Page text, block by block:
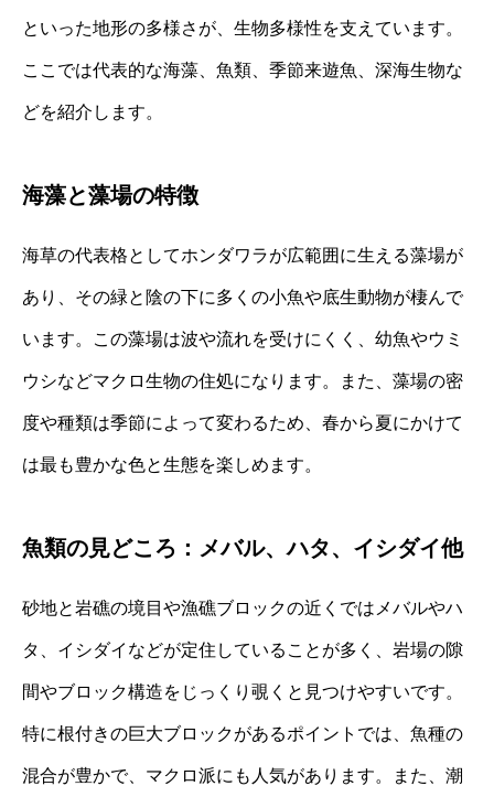
といった地形の多様さが、生物多様性を支えています。
ここでは代表的な海藻、魚類、季節来遊魚、深海生物な
どを紹介します。
海藻と藻場の特徴
海草の代表格としてホンダワラが広範囲に生える藻場が
あり、その緑と陰の下に多くの小魚や底生動物が棲んで
います。この藻場は波や流れを受けにくく、幼魚やウミ
ウシなどマクロ生物の住処になります。また、藻場の密
度や種類は季節によって変わるため、春から夏にかけて
は最も豊かな色と生態を楽しめます。
魚類の見どころ：メバル、ハタ、イシダイ他
砂地と岩礁の境目や漁礁ブロックの近くではメバルやハ
タ、イシダイなどが定住していることが多く、岩場の隙
間やブロック構造をじっくり覗くと見つけやすいです。
特に根付きの巨大ブロックがあるポイントでは、魚種の
混合が豊かで、マクロ派にも人気があります。また、潮